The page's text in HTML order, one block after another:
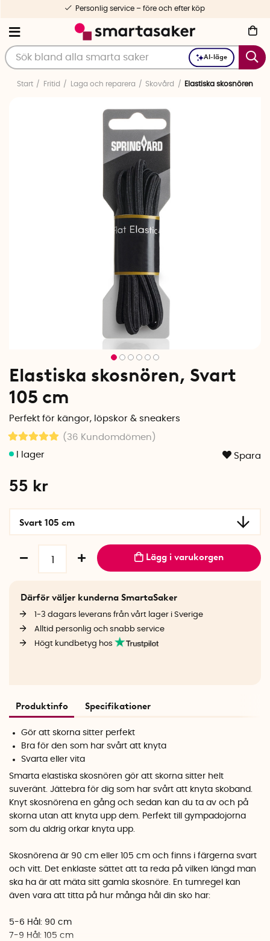
AI-läge
Personlig service – före och efter köp
Start Fritid Laga och reparera Skovård Elastiska skosnören
Elastiska skosnören, Svart
105 cm
Perfekt för kängor, löpskor & sneakers
(36 Kundomdömen )
Spara
55 kr
Svart 105 cm
Lägg i varukorgen
Därför väljer kunderna SmartaSaker
1-3 dagars leverans från vårt lager i Sverige
Alltid personlig och snabb service
Högt kundbetyg hos
Produktinfo Specifikationer
Gör att skorna sitter perfekt
Bra för den som har svårt att knyta
Svarta eller vita
Smarta elastiska skosnören gör att skorna sitter helt
suveränt. Jättebra för dig som har svårt att knyta skoband.
Knyt skosnörena en gång och sedan kan du ta av och på
skorna utan att knyta upp dem. Perfekt till gympadojorna
som du aldrig orkar knyta upp.
Skosnörena är 90 cm eller 105 cm och finns i färgerna svart
och vitt. Det enklaste sättet att ta reda på vilken längd man
ska ha är att mäta sitt gamla skosnöre. En tumregel kan
även vara att titta på hur många hål din sko har:
5-6 Hål: 90 cm
7-9 Hål: 105 cm